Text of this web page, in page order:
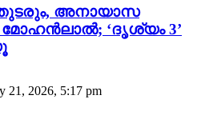
അനായാസ
‘ദൃശ്യം 3’
21, 2026, 5:17 pm